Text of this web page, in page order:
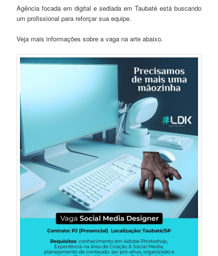
Agência focada em digital e sediada em Taubaté está buscando
um profissional para reforçar sua equipe.
Veja mais informações sobre a vaga na arte abaixo.